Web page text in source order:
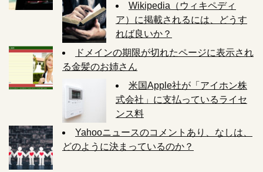
Wikipedia（ウィキペディ
ア）に掲載されるには、どうす
れば良いか？
ドメインの期限が切れたページに表示され
る金髪のお姉さん
米国Apple社が「アイホン株
式会社」に支払っているライセ
ンス料
Yahooニュースのコメントあり、なしは、
どのように決まっているのか？